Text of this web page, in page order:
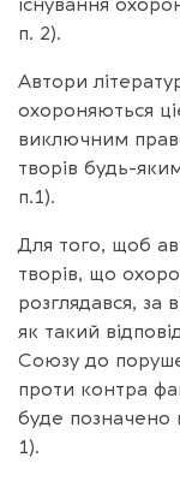
п. 2).
Автори
охороняються
виключним
творів будь-
п.1).
Для того, щоб
творів, що
розглядався, за
як такий
Союзу до
проти контра
буде позначено
1).